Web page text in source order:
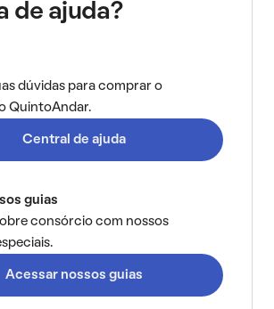
de ajuda?
dúvidas para comprar o
QuintoAndar.
Central de ajuda
guias
consórcio com nossos
Acessar nossos guias